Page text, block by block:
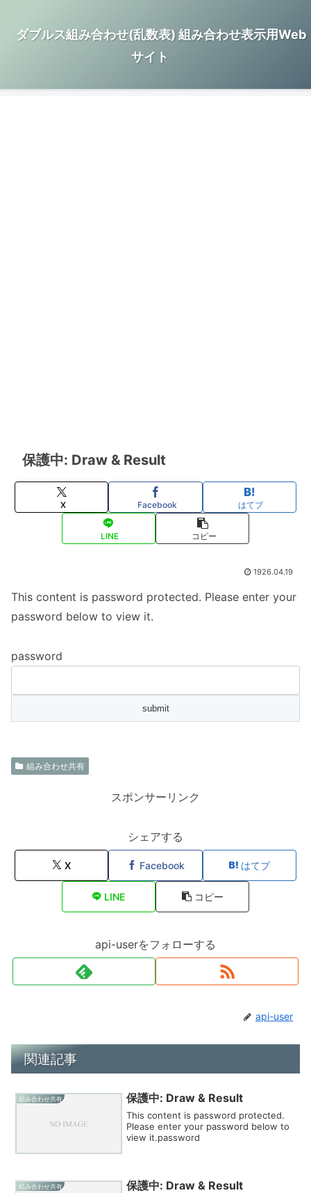
ダブルス組み合わせ(乱数表) 組み合わせ表示用Web
サイト
保護中: Draw & Result
X Facebook はてブ
LINE コピー
1926.04.19
This content is password protected. Please enter your
password below to view it.
password
組み合わせ共有
スポンサーリンク
シェアする
X Facebook はてブ
LINE コピー
api-userをフォローする
api-user
関連記事
組み合わせ共有 保護中: Draw & Result
This content is password protected.
Please enter your password below to
view it.password
組み合わせ共有 保護中: Draw & Result